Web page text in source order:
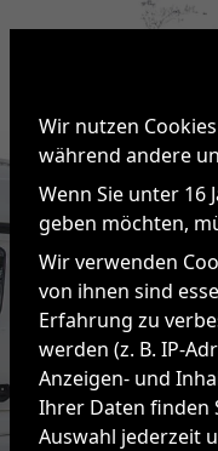
Wir nutzen
während andere
Wenn Sie unter 16
geben möchten,
Wir verwenden
von ihnen sind
Erfahrung zu
werden (z. B. IP-
Anzeigen- und
Ihrer Daten finden
Auswahl jederzeit